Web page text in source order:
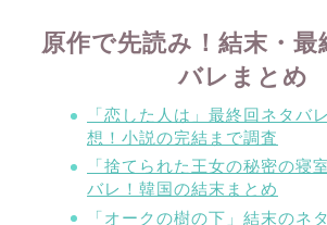
原作で先読み！結末・最
バレまとめ
「恋した人は」最終回ネタバ
想！小説の完結まで調査
「捨てられた王女の秘密の寝
バレ！韓国の結末まとめ
「オークの樹の下」結末のネ